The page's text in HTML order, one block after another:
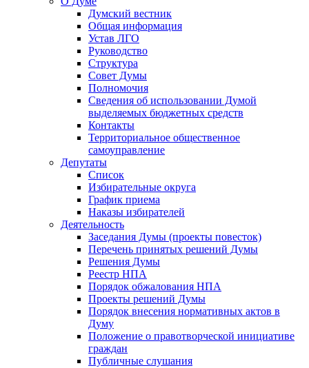
Думский вестник
Общая информация
Устав ЛГО
Руководство
Структура
Совет Думы
Полномочия
Сведения об использовании Думой
выделяемых бюджетных средств
Контакты
Территориальное общественное
самоуправление
Депутаты
Список
Избирательные округа
График приема
Наказы избирателей
Деятельность
Заседания Думы (проекты повесток)
Перечень принятых решений Думы
Решения Думы
Реестр НПА
Порядок обжалования НПА
Проекты решений Думы
Порядок внесения нормативных актов в
Думу
Положение о правотворческой инициативе
граждан
Публичные слушания